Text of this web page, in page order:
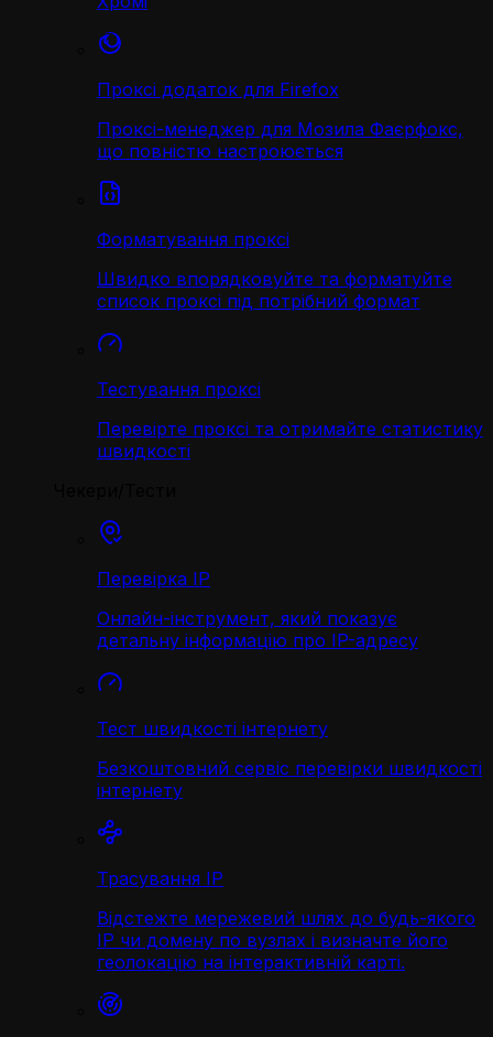
Проксі додаток для Firefox
Проксі-менеджер для Мозила Фаєрфокс,
що повністю настроюється
Форматування проксі
Швидко впорядковуйте та форматуйте
список проксі під потрібний формат
Тестування проксі
Перевірте проксі та отримайте статистику
швидкості
Перевірка IP
Онлайн-інструмент, який показує
детальну інформацію про IP-адресу
Тест швидкості інтернету
Безкоштовний сервіс перевірки швидкості
інтернету
Трасування IP
Відстежте мережевий шлях до будь-якого
IP чи домену по вузлах і визначте його
геолокацію на інтерактивній карті.